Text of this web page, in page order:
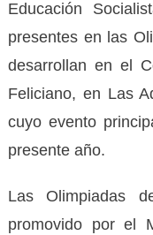
Educación
presentes en las
desarrollan en el
Feliciano, en Las
cuyo evento
presente año.
Las Olimpiadas
promovido por el